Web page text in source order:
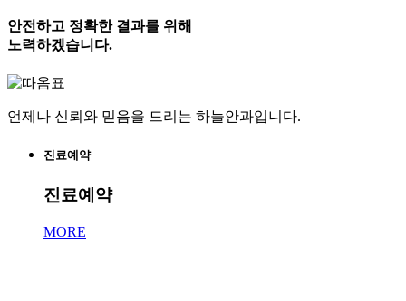
안전하고 정확한 결과를 위해
노력하겠습니다.
언제나 신뢰와 믿음을 드리는 하늘안과입니다.
진료예약
진료예약
MORE